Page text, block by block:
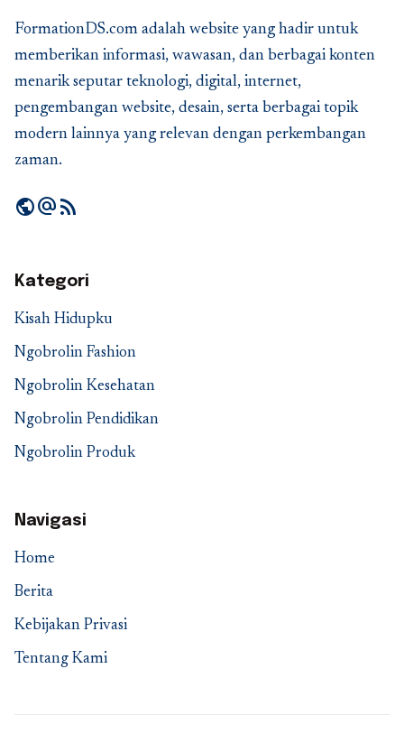
FormationDS.com adalah website yang hadir untuk
memberikan informasi, wawasan, dan berbagai konten
menarik seputar teknologi, digital, internet,
pengembangan website, desain, serta berbagai topik
modern lainnya yang relevan dengan perkembangan
zaman.
publicalternate_emailrss_feed
Kategori
Kisah Hidupku
Ngobrolin Fashion
Ngobrolin Kesehatan
Ngobrolin Pendidikan
Ngobrolin Produk
Navigasi
Home
Berita
Kebijakan Privasi
Tentang Kami